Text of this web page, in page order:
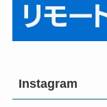
Instagram